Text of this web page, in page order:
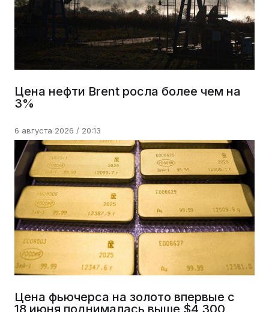
Цена нефти Brent росла более чем на
3%
6 августа 2026 / 20:13
Цена фьючерса на золото впервые с
18 июня поднималась выше $4 300